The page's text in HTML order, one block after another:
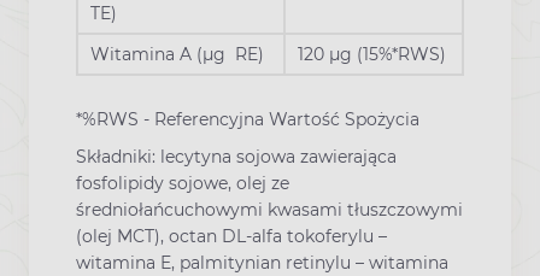
TE)
Witamina A (µg RE) 120 µg (15%*RWS)
*%RWS - Referencyjna Wartość Spożycia
Składniki: lecytyna sojowa zawierająca
fosfolipidy sojowe, olej ze
średniołańcuchowymi kwasami tłuszczowymi
(olej MCT), octan DL-alfa tokoferylu –
witamina E, palmitynian retinylu – witamina